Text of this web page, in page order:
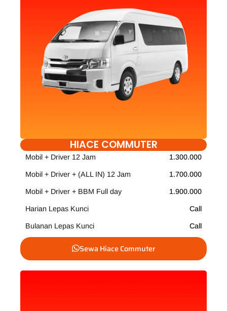
HIACE COMMUTER
Mobil + Driver 12 Jam 1.300.000
Mobil + Driver + (ALL IN) 12 Jam 1.700.000
Mobil + Driver + BBM Full day 1.900.000
Harian Lepas Kunci Call
Bulanan Lepas Kunci Call
Sewa Hiace Commuter